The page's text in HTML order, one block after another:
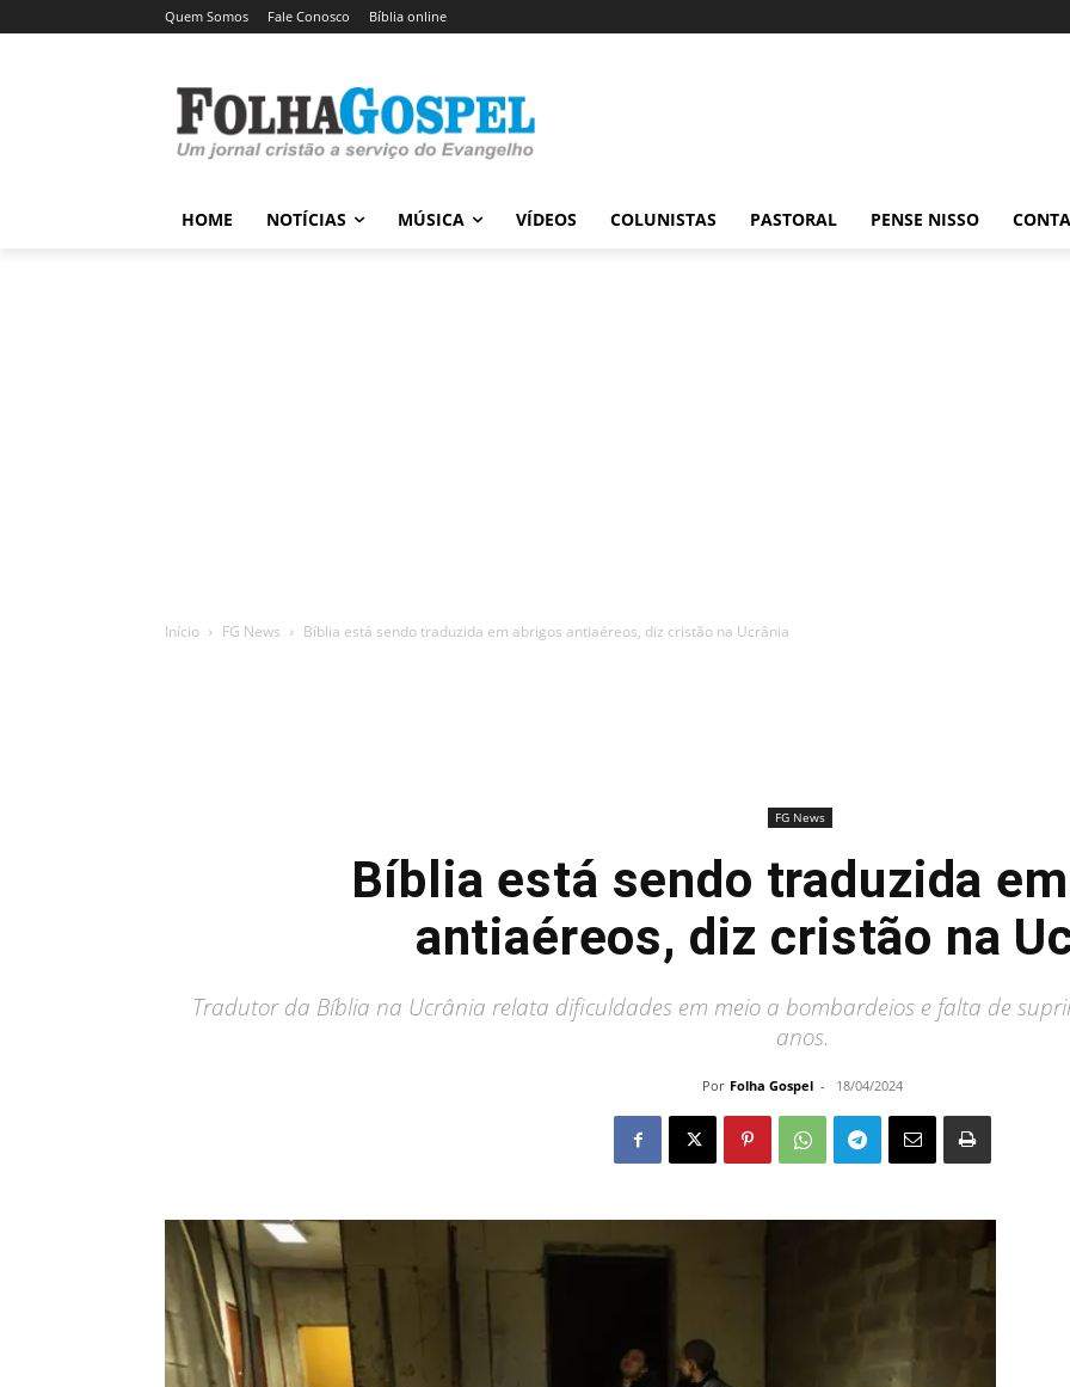
Quem Somos Fale Conosco Bíblia online
HOME NOTÍCIAS MÚSICA VÍDEOS COLUNISTAS PASTORAL PENSE NISSO
Início FG News Bíblia está sendo traduzida em abrigos antiaéreos, diz cristão na Ucrânia
FG News
Bíblia está sendo traduzida
antiaéreos, diz cristão na
Tradutor da Bíblia na Ucrânia relata dificuldades em meio a bombardeios e falta de
anos.
Por Folha Gospel - 18/04/2024